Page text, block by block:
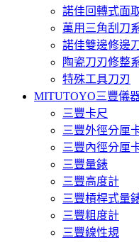
諾佳回轉式面
萬用三角刮刀
諾佳雙邊修邊
陶瓷刀刃修整
特殊工具刀刃
MITUTOYO三豐儀
三豐卡尺
三豐外徑分厘
三豐內徑分厘
三豐量錶
三豐高度計
三豐槓桿式量
三豐粗度計
三豐線性規